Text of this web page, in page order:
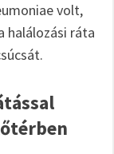
volt,
halálozási ráta